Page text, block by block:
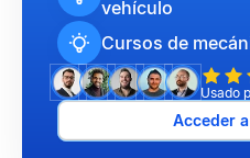
vehículo
Cursos de
Usado
Acceder